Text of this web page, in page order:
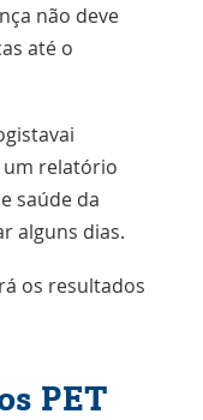
não deve
até o
vai
um relatório
saúde da
alguns dias.
os resultados
PET